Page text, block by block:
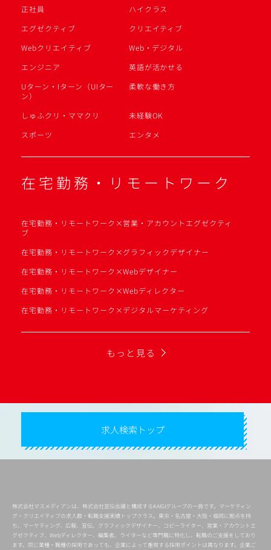
正社員
ハイクラス
エグゼクティブ
クリエイティブ
Webクリエイティブ
Web・デジタル
エンジニア
英語が活かせる
Uターン・Iターン（UIター
ン）
柔軟な働き方
しゅふクリ・ママクリ
未経験OK
スポーツ
エンタメ
在宅勤務・リモートワーク
在宅勤務・リモートワーク×営業・アカウントエグゼクティ
ブ
在宅勤務・リモートワーク×グラフィックデザイナー
在宅勤務・リモートワーク×Webデザイナー
在宅勤務・リモートワーク×Webディレクター
在宅勤務・リモートワーク×デジタルマーケティング
もっと見る
求人検索トップ
株式会社マスメディアンは、株式会社宣伝会議と構成するKAIGIグループの一員です。マーケティン
グ・クリエイティブの求人数・転職支援実績トップクラス。東京・名古屋・大阪・福岡に拠点を持
ち、マーケティング、広報、宣伝、グラフィックデザイナー、コピーライター、営業・アカウントエ
グゼクティブ、Webディレクター、編集者、ライターなど専門職に特化し、転職のご支援をしており
ます。同じ業種・職種の採用であっても、企業によって重視する採用ポイントは異なります。企業ご